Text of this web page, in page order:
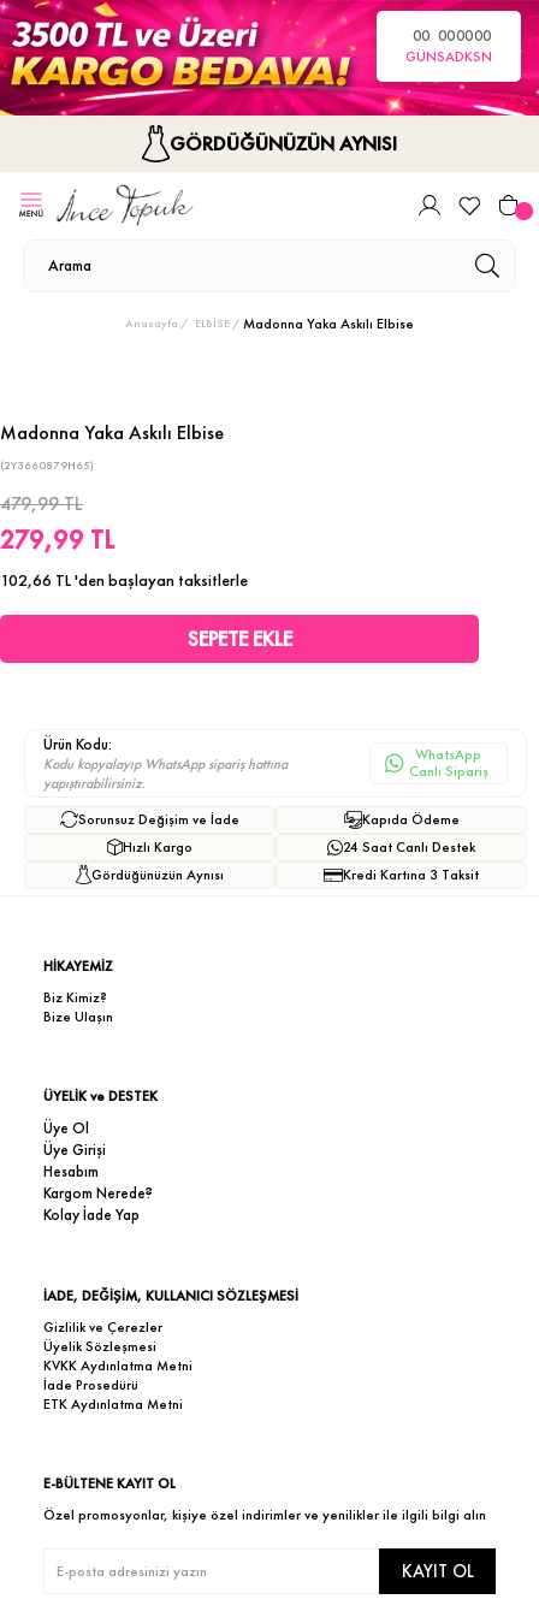
00
GÜN
00
SA
00
DK
00
SN
GÖRDÜĞÜNÜZÜN AYNISI
Anasayfa ELBİSE Madonna Yaka Askılı Elbise
Madonna Yaka Askılı Elbise
(2Y3660879H65)
479,99 TL
279,99 TL
102,66 TL'den başlayan taksitlerle
Ürün Kodu:
Kodu kopyalayıp WhatsApp sipariş hattına
yapıştırabilirsiniz.
WhatsApp
Canlı Sipariş
Sorunsuz Değişim ve İade
Hızlı Kargo
Gördüğünüzün Aynısı
Kapıda Ödeme
24 Saat Canlı Destek
Kredi Kartına 3 Taksit
HİKAYEMİZ
Biz Kimiz?
Bize Ulaşın
ÜYELİK ve DESTEK
Üye Ol
Üye Girişi
Hesabım
Kargom Nerede?
Kolay İade Yap
İADE, DEĞİŞİM, KULLANICI SÖZLEŞMESİ
Gizlilik ve Çerezler
Üyelik Sözleşmesi
KVKK Aydınlatma Metni
İade Prosedürü
ETK Aydınlatma Metni
E-BÜLTENE KAYIT OL
Özel promosyonlar, kişiye özel indirimler ve yenilikler ile ilgili bilgi alın
KAYIT OL